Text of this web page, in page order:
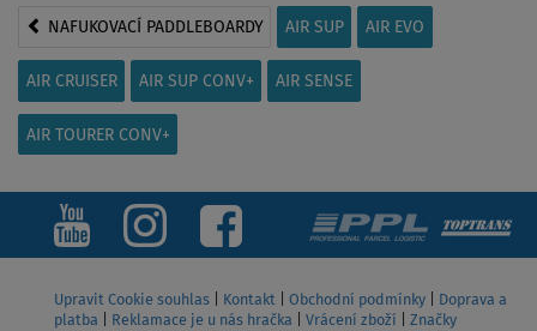
NAFUKOVACÍ PADDLEBOARDY AIR SUP AIR EVO
AIR CRUISER AIR SUP CONV+ AIR SENSE
AIR TOURER CONV+
Upravit Cookie souhlas Kontakt Obchodní podmínky
Doprava a
platba
Reklamace je u nás hračka Vrácení zboží
Značky